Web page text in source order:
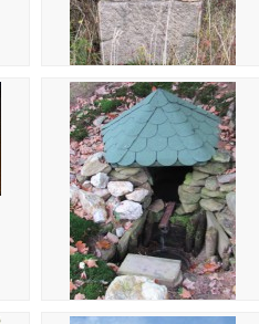
051 Boží muka
055 Studánka